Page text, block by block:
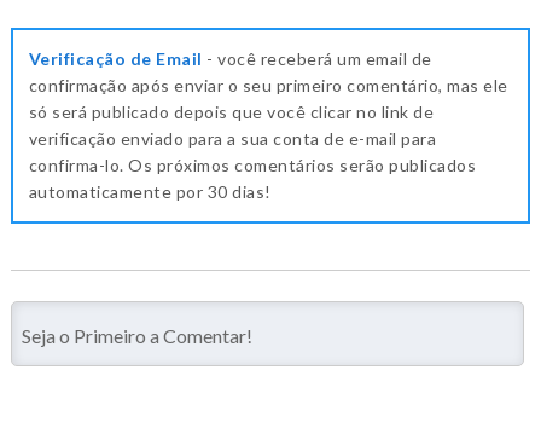
Verificação de Email - você receberá um email de
confirmação após enviar o seu primeiro comentário, mas ele
só será publicado depois que você clicar no link de
verificação enviado para a sua conta de e-mail para
confirma-lo. Os próximos comentários serão publicados
automaticamente por 30 dias!